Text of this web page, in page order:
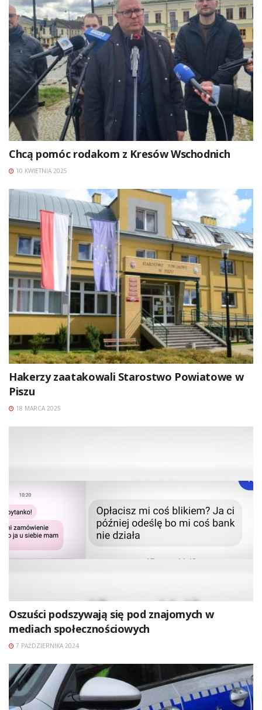
Chcą pomóc rodakom z Kresów Wschodnich
10 KWIETNIA 2025
Hakerzy zaatakowali Starostwo Powiatowe w
Piszu
18 MARCA 2025
Oszuści podszywają się pod znajomych w
mediach społecznościowych
7 PAŹDZIERNIKA 2024